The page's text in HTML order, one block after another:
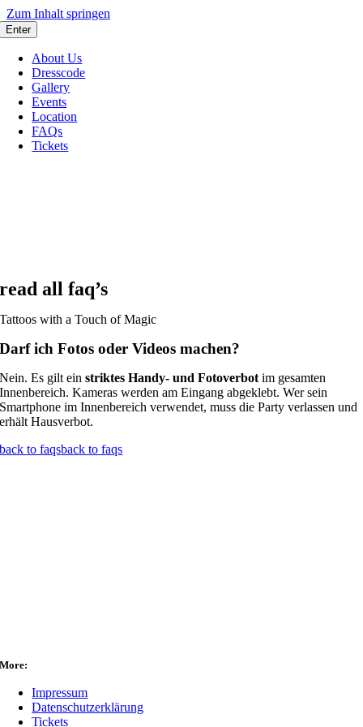
Zum Inhalt springen
Enter
About Us
Dresscode
Gallery
Events
Location
FAQs
Tickets
read all faq’s
Tattoos with a Touch of Magic
Darf ich Fotos oder Videos machen?
Nein. Es gilt einstriktes Handy- und Fotoverbot im gesamten
Innenbereich. Kameras werden am Eingang abgeklebt. Wer sein
Smartphone im Innenbereich verwendet, muss die Party verlassen und
erhält Hausverbot.
back to faqsback to faqs
More:
Impressum
Datenschutzerklärung
Tickets